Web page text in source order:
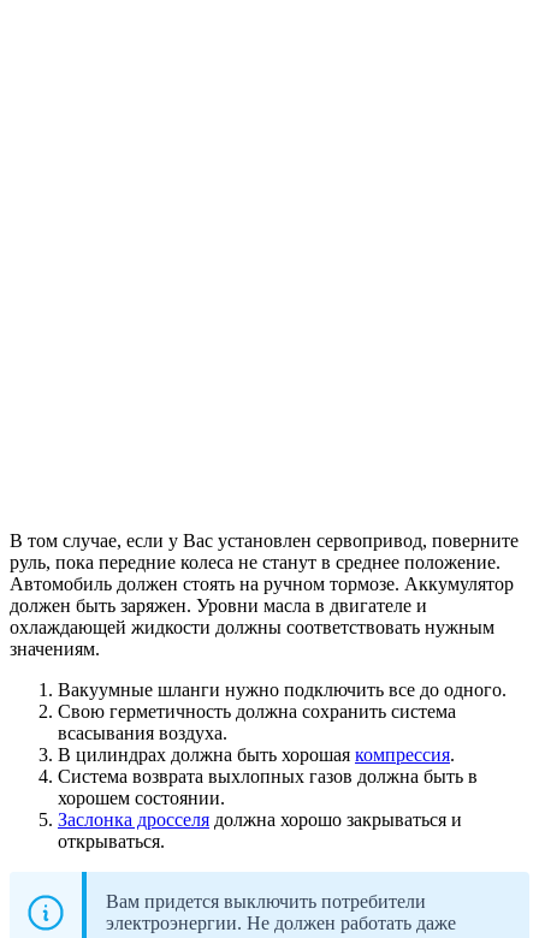
В том случае, если у Вас установлен сервопривод, поверните
руль, пока передние колеса не станут в среднее положение.
Автомобиль должен стоять на ручном тормозе. Аккумулятор
должен быть заряжен. Уровни масла в двигателе и
охлаждающей жидкости должны соответствовать нужным
значениям.
Вакуумные шланги нужно подключить все до одного.
Свою герметичность должна сохранить система
всасывания воздуха.
В цилиндрах должна быть хорошая компрессия.
Система возврата выхлопных газов должна быть в
хорошем состоянии.
Заслонка дросселя должна хорошо закрываться и
открываться.
Вам придется выключить потребители
электроэнергии. Не должен работать даже